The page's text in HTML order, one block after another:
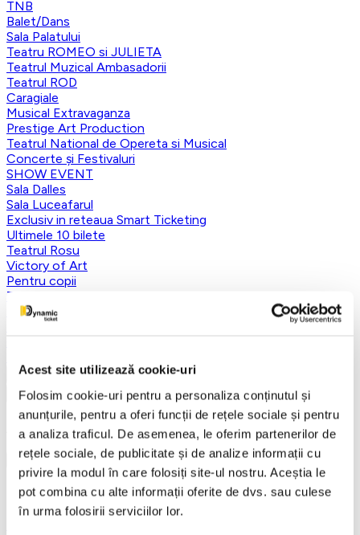
Acest site utilizează cookie-uri
Folosim cookie-uri pentru a personaliza conținutul și
anunțurile, pentru a oferi funcții de rețele sociale și pentru
a analiza traficul. De asemenea, le oferim partenerilor de
rețele sociale, de publicitate și de analize informații cu
privire la modul în care folosiți site-ul nostru. Aceștia le
pot combina cu alte informații oferite de dvs. sau culese
în urma folosirii serviciilor lor.
TNB
Balet/Dans
Sala Palatului
Teatru ROMEO si JULIETA
Teatrul Muzical Ambasadorii
Teatrul ROD
Caragiale
Musical Extravaganza
Prestige Art Production
Teatrul National de Opereta si Musical
Concerte și Festivaluri
SHOW EVENT
Sala Dalles
Sala Luceafarul
Exclusiv in reteaua Smart Ticketing
Ultimele 10 bilete
Teatrul Rosu
Victory of Art
Pentru copii
Teatru
Teatrul Maidan
Trupa de teatru YuPPie ArT
Vezi mai multe
Vezi mai puțin
Aplică filtre
Categorii